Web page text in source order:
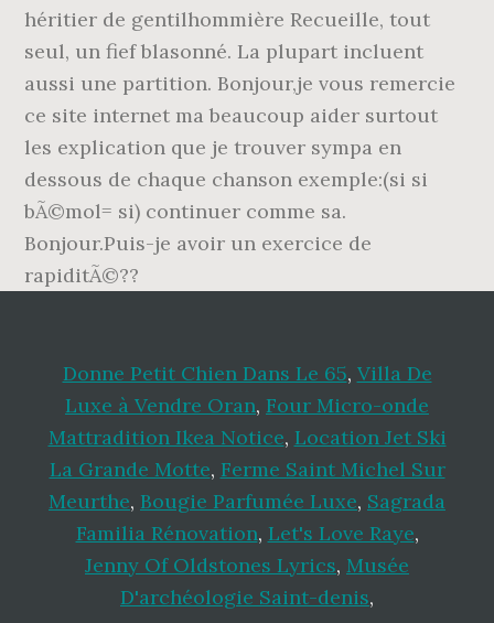
Donne Petit Chien Dans Le 65, Villa De
Luxe à Vendre Oran, Four Micro-onde
Mattradition Ikea Notice, Location Jet Ski
La Grande Motte, Ferme Saint Michel Sur
Meurthe, Bougie Parfumée Luxe, Sagrada
Familia Rénovation, Let's Love Raye,
Jenny Of Oldstones Lyrics, Musée
D'archéologie Saint-denis,